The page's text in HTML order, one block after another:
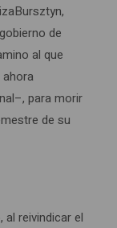
de
al que
ahora
para morir
de su
reivindicar el